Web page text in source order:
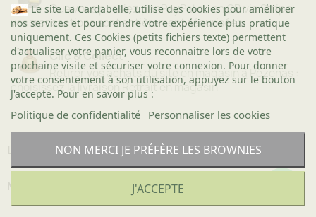
Que vous passiez par PayPal ou en CB via Stripe,
vos transactions sont entièrement sécurisées.
Clic & Collect
Retirer vos achats du site en magasin à Pézenas :
choisissez la livraison Retrait en magasin
Le site La Cardabelle, utilise des cookies pour améliorer
nos services et pour rendre votre expérience plus pratique
uniquement. Ces Cookies (petits fichiers texte) permettent
d'actualiser votre panier, vous reconnaitre lors de votre
prochaine visite et sécuriser votre connexion. Pour donner
votre consentement à son utilisation, appuyez sur le bouton
J'accepte. Pour en savoir plus :
Politique de confidentialité Personnaliser les cookies
NON MERCI JE PRÉFÈRE LES BROWNIES
J'ACCEPTE
LA CARDABELLE
MIEUX NOUS CONNAITRE